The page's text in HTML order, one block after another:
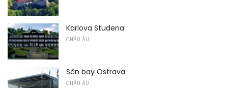
Karlova Studena
CHÂU ÂU
Sân bay Ostrava
CHÂU ÂU